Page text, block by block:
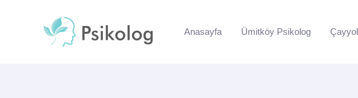
Anasayfa
Ümitköy Psikolog
dolaşımı